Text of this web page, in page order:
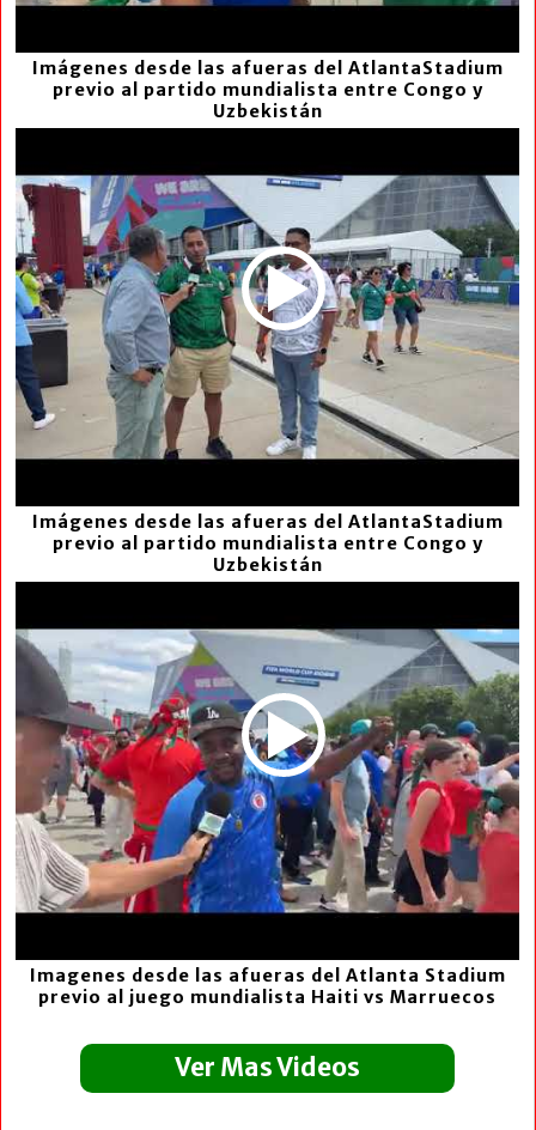
Imágenes desde las afueras del AtlantaStadium
previo al partido mundialista entre Congo y
Uzbekistán
Imágenes desde las afueras del AtlantaStadium
previo al partido mundialista entre Congo y
Uzbekistán
Imagenes desde las afueras del Atlanta Stadium
previo al juego mundialista Haiti vs Marruecos
Ver Mas Videos